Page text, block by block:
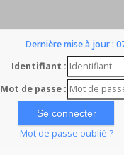
Dernière mise à jour :
Identifiant :
Mot de passe :
Mot de passe oublié ?